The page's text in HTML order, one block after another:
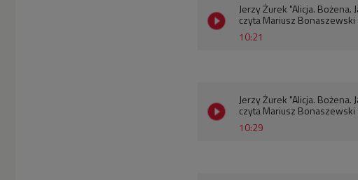
10:21
Jerzy Żurek "Alicja. Bożena.
czyta Mariusz
10:29
Jerzy Żurek "Alicja. Bożena.
czyta Mariusz